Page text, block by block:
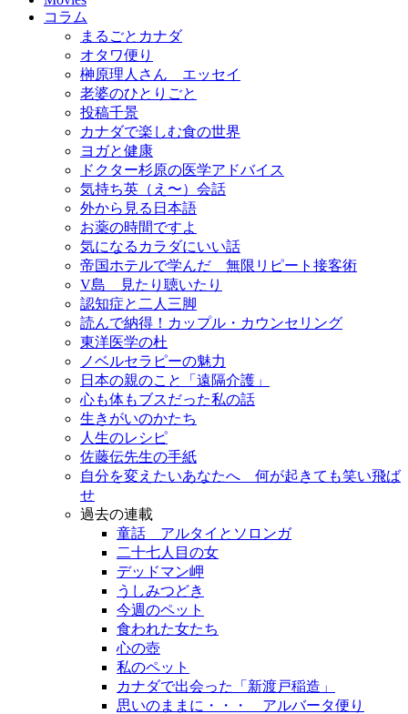
コラム
まるごとカナダ
オタワ便り
榊原理人さん エッセイ
老婆のひとりごと
投稿千景
カナダで楽しむ食の世界
ヨガと健康
ドクター杉原の医学アドバイス
気持ち英（え〜）会話
外から見る日本語
お薬の時間ですよ
気になるカラダにいい話
帝国ホテルで学んだ 無限リピート接客術
V島 見たり聴いたり
認知症と二人三脚
読んで納得！カップル・カウンセリング
東洋医学の杜
ノベルセラピーの魅力
日本の親のこと「遠隔介護」
心も体もブスだった私の話
生きがいのかたち
人生のレシピ
佐藤伝先生の手紙
自分を変えたいあなたへ 何が起きても笑い飛ば
せ
過去の連載
童話 アルタイとソロンガ
二十七人目の女
デッドマン岬
うしみつどき
今週のペット
食われた女たち
心の壺
私のペット
カナダで出会った「新渡戸稲造」
思いのままに・・・ アルバータ便り